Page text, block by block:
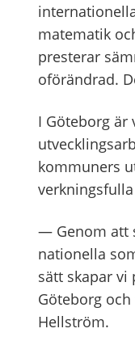
matematik
presterar
oförändrad.
I Göteborg är
kommuners
— Genom att
nationella
sätt skapar vi
Göteborg
Hellström.